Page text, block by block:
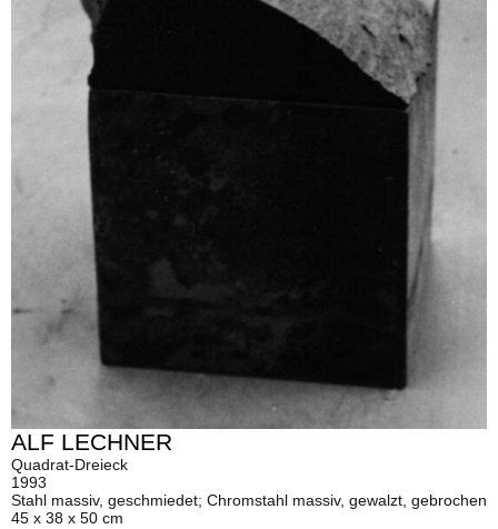
ALF LECHNER
Quadrat-Dreieck
1993
Stahl massiv, geschmiedet; Chromstahl massiv, gewalzt, gebrochen
45 x 38 x 50 cm